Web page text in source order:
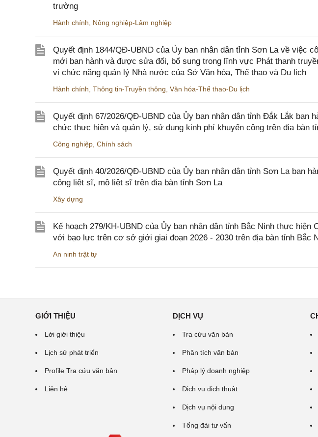
trường
Hành chính Nông nghiệp-Lâm nghiệp
Quyết định 1844/QĐ-UBND của Ủy ban nhân dân tỉnh Sơn La về việc
mới ban hành và được sửa đổi, bổ sung trong lĩnh vực Phát thanh
vi chức năng quản lý Nhà nước của Sở Văn hóa, Thể thao và Du lịch
Hành chính Thông tin-Truyền thông Văn hóa-Thể thao-Du lịch
Quyết định 67/2026/QĐ-UBND của Ủy ban nhân dân tỉnh Đắk Lắk ban
chức thực hiện và quản lý, sử dụng kinh phí khuyến công trên địa bàn
Công nghiệp Chính sách
Quyết định 40/2026/QĐ-UBND của Ủy ban nhân dân tỉnh Sơn La ban
công liệt sĩ, mộ liệt sĩ trên địa bàn tỉnh Sơn La
Xây dựng
Kế hoạch 279/KH-UBND của Ủy ban nhân dân tỉnh Bắc Ninh thực hiện
với bạo lực trên cơ sở giới giai đoạn 2026 - 2030 trên địa bàn tỉnh Bắc
An ninh trật tự
GIỚI THIỆU
Lời giới thiệu
Lịch sử phát triển
Profile Tra cứu văn bản
Liên hệ
DỊCH VỤ
Tra cứu văn bản
Phân tích văn bản
Pháp lý doanh nghiệp
Dịch vụ dịch thuật
Dịch vụ nội dung
Tổng đài tư vấn